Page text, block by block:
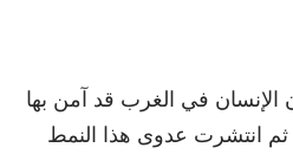
في الغرب قد آمن بها
ثم انتشرت عدوى هذا النمط